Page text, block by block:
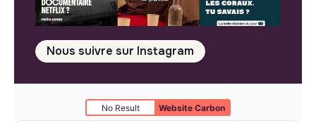
Nous suivre sur Instagram
No Result Website Carbon